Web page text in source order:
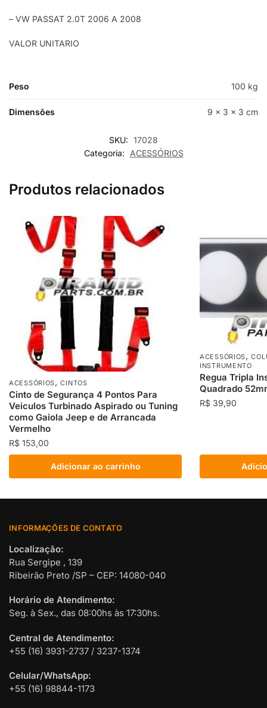
– VW PASSAT 2.0T 2006 A 2008
VALOR UNITARIO
Peso 100 kg
Dimensões 9 × 3 × 3 cm
SKU: 17028
Categoria:
ACESSÓRIOS
Produtos relacionados
ACESSÓRIOS,CINTOS
Cinto de Segurança 4 Pontos Para
Veiculos Turbinado Aspirado ou Tuning
como Gaiola Jeep e de Arrancada
Vermelho
R$ 153,00
Adicionar ao carrinho
ACESSÓRIOS,
INSTRUMENTO
Regua Tripla
Quadrado
R$ 39,90
INFORMAÇÕES DE CONTATO
Localização:
Rua Sergipe , 139
Ribeirão Preto /SP – CEP: 14080-040
Horário de Atendimento:
Seg. à Sex., das 08:00hs às 17:30hs.
Central de Atendimento:
+55 (16) 3931-2737 / 3237-1374
Celular/WhatsApp:
+55 (16) 98844-1173